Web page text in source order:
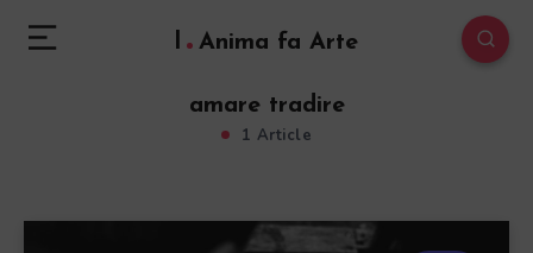
l Anima fa Arte
amare tradire
1 Article